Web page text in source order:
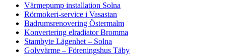
Värmepump installation Solna
Rörmokeri-service i Vasastan
Badrumsrenovering Östermalm
Konvertering elradiator Bromma
Stambyte Lägenhet – Solna
Golvvärme – Föreningshus Täby